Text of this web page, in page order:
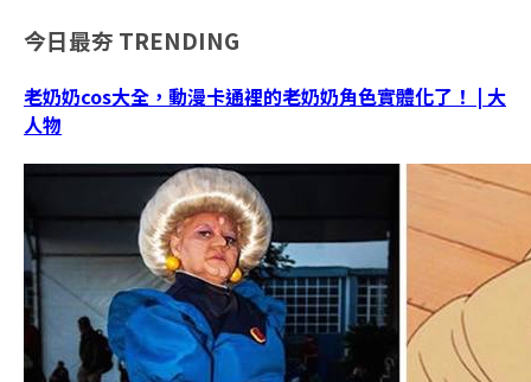
今日最夯 TRENDING
老奶奶cos大全，動漫卡通裡的老奶奶角色實體化了！ | 大
人物